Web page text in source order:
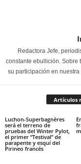
Redactora Jefe,
constante ebullición. Sobre
su participación en
Artículos
Luchon-Superbagnères
será el terreno de
pruebas del Winter Pylot,
el primer “Testival” de
parapente y esquí del
Pirineo francés